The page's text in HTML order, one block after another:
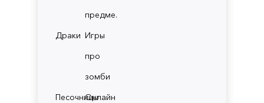
предме.
Драки Игры
про
зомби
ПесочницыОнлайн